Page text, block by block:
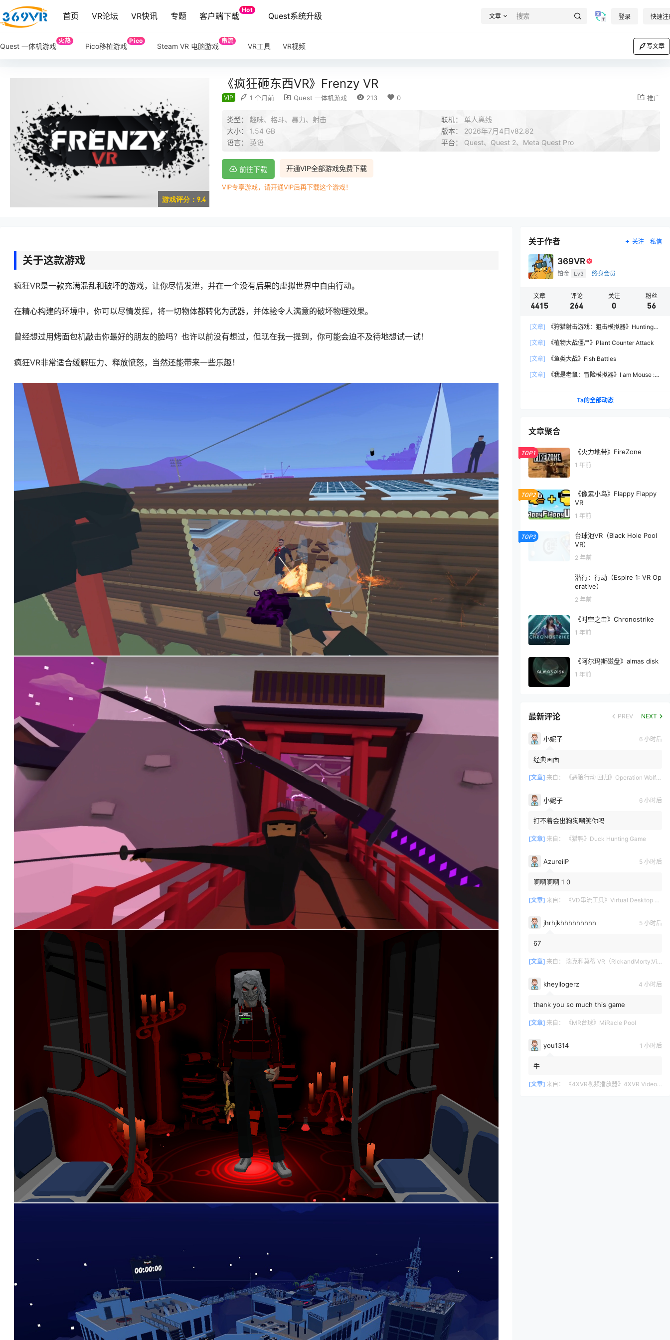
首页 VR论坛 VR快讯 专题 客户端下载
Hot
Quest系统升级 文章 登录 快速注
Quest 一体机游戏
火热
Pico移植游戏
Pico
Steam VR 电脑游戏
串流
VR工具 VR视频 写文章
游戏评分：9.4
《疯狂砸东西VR》Frenzy VR
VIP 1 个月前 Quest 一体机游戏 213 0 推广
类型： 趣味、格斗、暴力、射击 联机： 单人离线
大小： 1.54 GB 版本： 2026年7月4日v82.82
语言： 英语 平台： Quest、Quest 2、Meta Quest Pro
开通VIP全部游戏免费下载
前往下载
VIP专享游戏，请开通VIP后再下载这个游戏！
关于这款游戏
疯狂VR是一款充满混乱和破坏的游戏，让你尽情发泄，并在一个没有后果的虚拟世界中自由行动。
在精心构建的环境中，你可以尽情发挥，将一切物体都转化为武器，并体验令人满意的破坏物理效果。
曾经想过用烤面包机敲击你最好的朋友的脸吗？也许以前没有想过，但现在我一提到，你可能会迫不及待地想试一试！
疯狂VR非常适合缓解压力、释放愤怒，当然还能带来一些乐趣！
关于作者 关注 私信
369VR
铂金 Lv3 终身会员
文章
4415
评论
264
关注
0
粉丝
56
[文章]
《狩猎射击游戏：狙击模拟器》Hunting
[文章]
《植物大战僵尸》Plant Counter Attack
[文章] 《鱼类大战》Fish Battles
[文章]
《我是老鼠：冒险模拟器》I am Mouse :
Ta的全部动态
文章聚合
TOP1 《火力地带》FireZone
1 年前
TOP2
《像素小鸟》Flappy Flappy
VR
1 年前
TOP3
台球池VR（Black Hole Pool
VR）
2 年前
潜行：行动（Espire 1: VR Op
erative）
2 年前
《时空之击》Chronostrike
1 年前
《阿尔玛斯磁盘》almas disk
1 年前
最新评论 PREV NEXT
小妮子 6 小时后
经典画面
[文章] 来自： 《恶狼行动 回归》Operation Wolf Returns: First Mission VR
小妮子 6 小时后
打不着会出狗狗嘲笑你吗
[文章] 来自： 《猎鸭》Duck Hunting Game
AzureilP 5 小时后
啊啊啊啊 1 0
[文章] 来自： 《VD串流工具》Virtual Desktop 破解版
jhrhjkhhhhhhhhh 5 小时后
67
[文章] 来自： 瑞克和莫蒂 VR（RickandMorty:VirtualRick-ality）
kheyllogerz 4 小时后
thank you so much this game
[文章] 来自： 《MR台球》MiRacle Pool
you1314 1 小时后
牛
[文章] 来自： 《4XVR视频播放器》4XVR Video Player